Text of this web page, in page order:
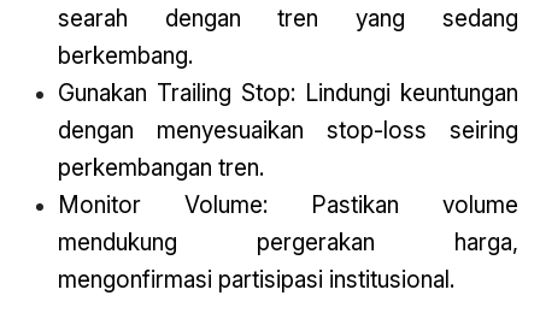
searah dengan tren yang sedang
berkembang.
Gunakan Trailing Stop: Lindungi keuntungan
dengan menyesuaikan stop-loss seiring
perkembangan tren.
Monitor Volume: Pastikan volume
mendukung pergerakan harga,
mengonfirmasi partisipasi institusional.